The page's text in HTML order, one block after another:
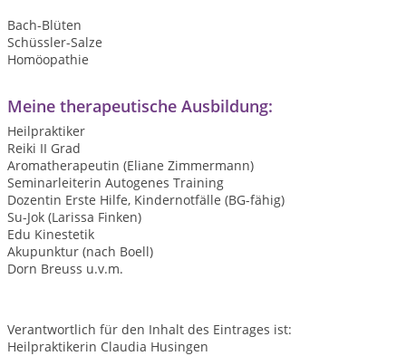
Bach-Blüten
Schüssler-Salze
Homöopathie
Meine therapeutische Ausbildung:
Heilpraktiker
Reiki II Grad
Aromatherapeutin (Eliane Zimmermann)
Seminarleiterin Autogenes Training
Dozentin Erste Hilfe, Kindernotfälle (BG-fähig)
Su-Jok (Larissa Finken)
Edu Kinestetik
Akupunktur (nach Boell)
Dorn Breuss u.v.m.
Verantwortlich für den Inhalt des Eintrages ist:
Heilpraktikerin Claudia Husingen